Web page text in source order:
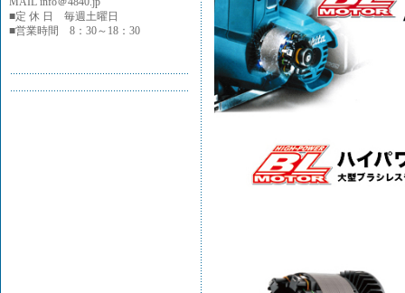
■定 休 日 毎週土曜日
■営業時間 8：30～18：30